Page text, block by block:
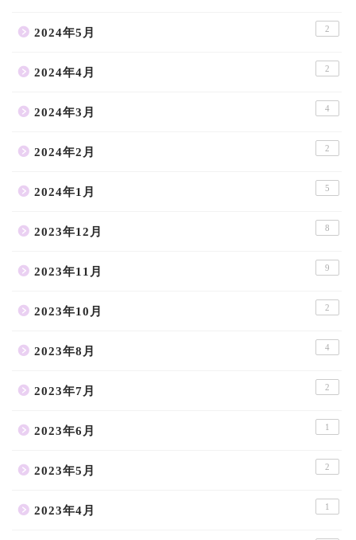
2024年5月 2
2024年4月 2
2024年3月 4
2024年2月 2
2024年1月 5
2023年12月 8
2023年11月 9
2023年10月 2
2023年8月 4
2023年7月 2
2023年6月 1
2023年5月 2
2023年4月 1